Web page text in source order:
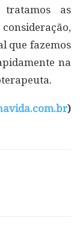
tratamos as
que fazemos
na
)